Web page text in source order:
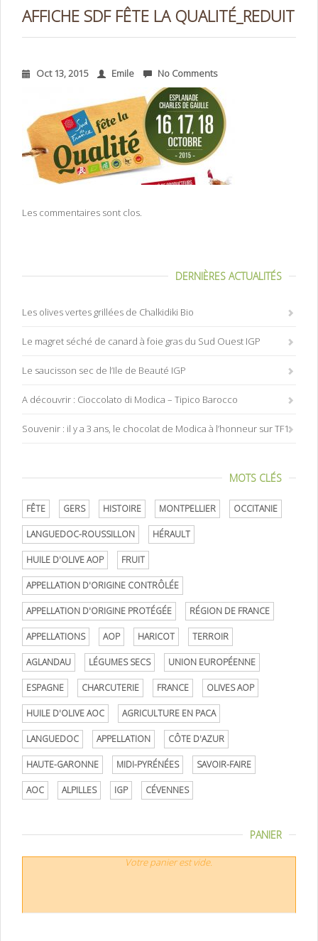
AFFICHE SDF FÊTE LA QUALITÉ_REDUIT
Oct 13, 2015 Emile No Comments
Les commentaires sont clos.
DERNIÈRES ACTUALITÉS
Les olives vertes grillées de Chalkidiki Bio
Le magret séché de canard à foie gras du Sud Ouest IGP
Le saucisson sec de l’Ile de Beauté IGP
A découvrir : Cioccolato di Modica – Tipico Barocco
Souvenir : il y a 3 ans, le chocolat de Modica à l’honneur sur TF1
MOTS CLÉS
FÊTE GERS HISTOIRE MONTPELLIER OCCITANIE
LANGUEDOC-ROUSSILLON HÉRAULT
HUILE D'OLIVE AOP FRUIT
APPELLATION D'ORIGINE CONTRÔLÉE
APPELLATION D'ORIGINE PROTÉGÉE RÉGION DE FRANCE
APPELLATIONS AOP HARICOT TERROIR
AGLANDAU LÉGUMES SECS UNION EUROPÉENNE
ESPAGNE CHARCUTERIE FRANCE OLIVES AOP
HUILE D'OLIVE AOC AGRICULTURE EN PACA
LANGUEDOC APPELLATION CÔTE D'AZUR
HAUTE-GARONNE MIDI-PYRÉNÉES SAVOIR-FAIRE
AOC ALPILLES IGP CÉVENNES
PANIER
Votre panier est vide.